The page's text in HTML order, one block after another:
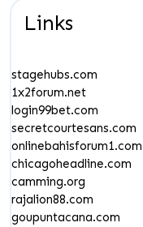
Links
stagehubs.com
1x2forum.net
login99bet.com
secretcourtesans.com
onlinebahisforum1.com
chicagoheadline.com
camming.org
rajalion88.com
goupuntacana.com